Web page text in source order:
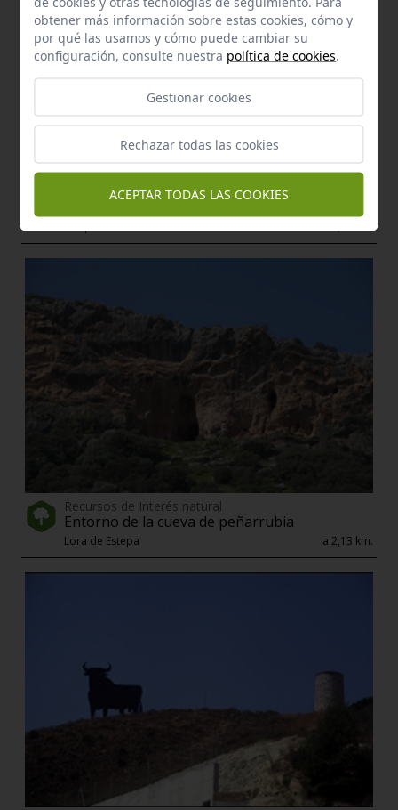
Fuente de santiago
Lora de Estepa
Bien del Catálogo General
Recursos de Interés natural
Entorno de la cueva de peñarrubia
Lora de Estepa a 2,13 km.
obtener más información sobre estas cookies, cómo y
por qué las usamos y cómo puede cambiar su
configuración, consulte nuestra política de cookies.
Gestionar cookies
Rechazar todas las cookies
ACEPTAR TODAS LAS COOKIES